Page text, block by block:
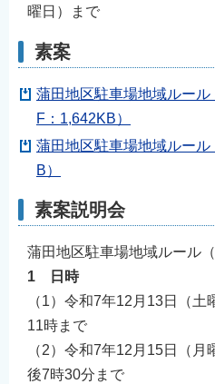
曜日）まで
素案
蒲田地区駐車場地域ルー
F：1,642KB）
蒲田地区駐車場地域ルー
B）
素案説明会
蒲田地区駐車場地域ルール
1 日時
（1）令和7年12月13日（
11時まで
（2）令和7年12月15日（
後7時30分まで